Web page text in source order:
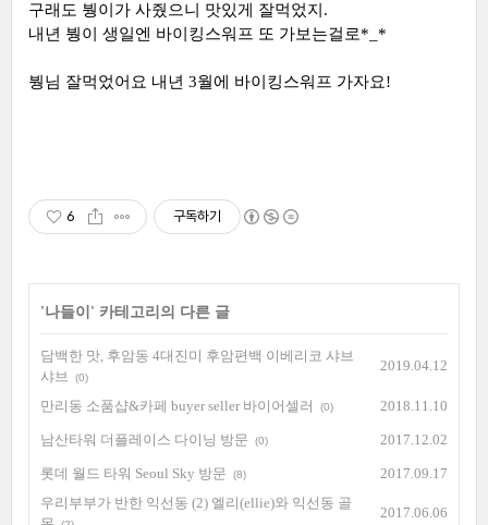
구래도 붱이가 사줬으니 맛있게 잘먹었지.
내년 붱이 생일엔 바이킹스워프 또 가보는걸로*_*
붱님 잘먹었어요 내년 3월에 바이킹스워프 가자요!
6 구독하기
'나들이 ' 카테고리의 다른 글
담백한 맛, 후암동 4대진미 후암편백 이베리코 샤브
샤브
(0)
2019.04.12
만리동 소품샵&카페 buyer seller 바이어셀러 (0) 2018.11.10
남산타워 더플레이스 다이닝 방문 (0) 2017.12.02
롯데 월드 타워 Seoul Sky 방문 (8)
2017.09.17
우리부부가 반한 익선동 (2) 엘리(ellie)와 익선동 골
2017.06.06